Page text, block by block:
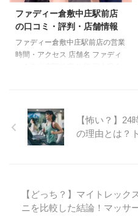
記事のポイント エレメントへの
入会を迷っている人は、ぜひ本記
事を参考にしてください。 本記
事の執筆者 ELEMENT（エレメン
ト）の口コミ・評判 まずは、エ
ファディー倉敷中庄駅前店
の口コミ・評判・店舗情報
ファディー倉敷中庄駅前店の営業
時間・アクセス 店舗名 ファディ
【スタッフ対応・電話受付時間】
[平日]10:00～19:00 [土曜]9:00～
18:00 [日曜／祝日]無人営業 電話
ファディー倉敷中庄駅前店の口コ
ミ評判 楽しく運動できた 今まで
た ...
【怖い？】
の理由とは？
【どっち？】マイトレック
ニを比較した結論！マッサ